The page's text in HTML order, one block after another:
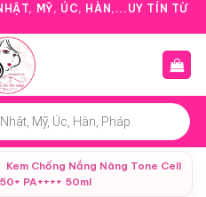
MỸ, ÚC, HÀN,...UY TÍN TỪ
Kem Chống Nắng Nâng Tone Cell
PA++++ 50ml